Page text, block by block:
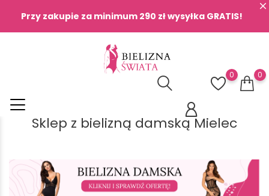
Przy zakupie za minimum 290 zł wysyłka GRATIS!
0
0
Sklep z bielizną damską Mielec